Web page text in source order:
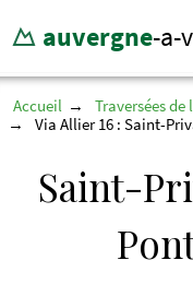
auvergne-a-
Accueil Traversées de
Via Allier 16 : Saint-
Saint-